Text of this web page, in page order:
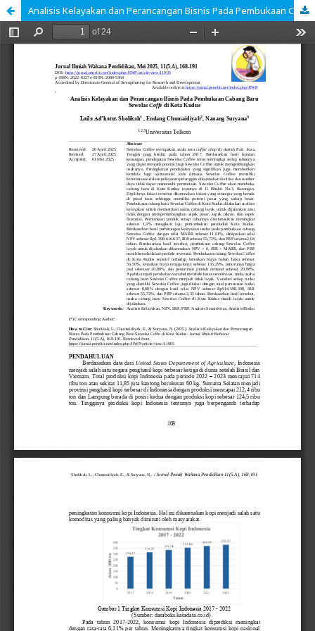
Analisis Kelayakan dan Perancangan Bisnis Pada Pembukaan Cabang Baru Sewelas Coffe di Kota Kudus